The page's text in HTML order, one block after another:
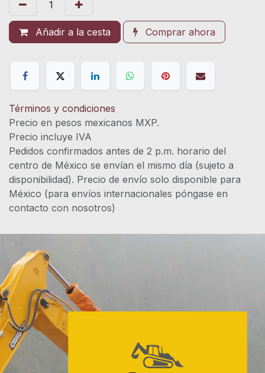
Añadir a la cesta Comprar ahora
Términos y condiciones
Precio en pesos mexicanos MXP.
Precio incluye IVA
Pedidos confirmados antes de 2 p.m. horario del
centro de México se envían el mismo día (sujeto a
disponibilidad). Precio de envío solo disponible para
México (para envíos internacionales póngase en
contacto con nosotros)